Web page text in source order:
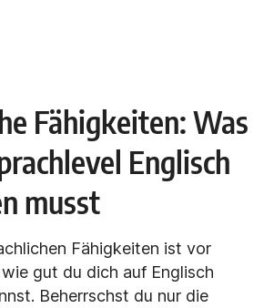
Fähigkeiten: Was
Englisch
musst
Fähigkeiten ist vor
gut du dich auf Englisch
Beherrschst du nur die